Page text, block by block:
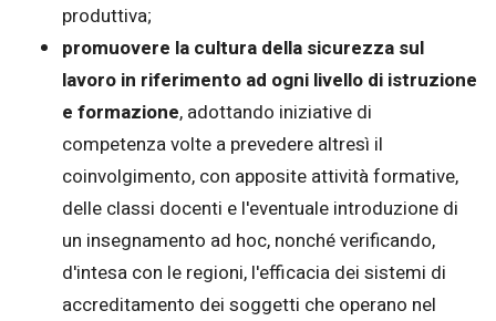
produttiva;
promuovere la cultura della sicurezza sul
lavoro in riferimento ad ogni livello di istruzione
e formazione, adottando iniziative di
competenza volte a prevedere altresì il
coinvolgimento, con apposite attività formative,
delle classi docenti e l'eventuale introduzione di
un insegnamento ad hoc, nonché verificando,
d'intesa con le regioni, l'efficacia dei sistemi di
accreditamento dei soggetti che operano nel